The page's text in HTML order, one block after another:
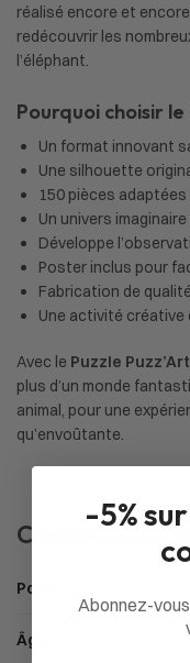
réalisé encore et
redécouvrir les
l’éléphant.
Pourquoi choisir le
Un format innovant
Une silhouette
150 pièces
Un univers
Développe
Poster inclus pour
Fabrication de qualité
Une activité
Avec le Puzzle
plus d’un monde
animal, pour une
qu’envoûtante.
Caractéristiques
Poids
Âge
-5%
Abonnez-